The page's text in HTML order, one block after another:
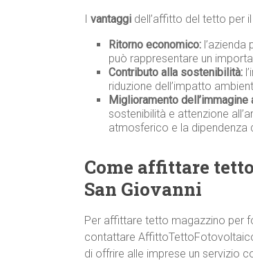
vantaggi dell’affitto del tetto per
Ritorno economico:
può rappresentare un
Contributo alla sostenibilità:
riduzione dell’impatto
Miglioramento dell’immagine
sostenibilità e attenzione
atmosferico e la dipendenza
Come affittare
San Giovanni
Per affittare tetto magazzino per
contattare
di offrire alle imprese un servizio